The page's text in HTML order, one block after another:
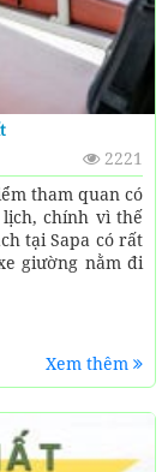
2221
tham quan có
chính vì thế
tại Sapa có rất
giường nằm đi
Xem thêm